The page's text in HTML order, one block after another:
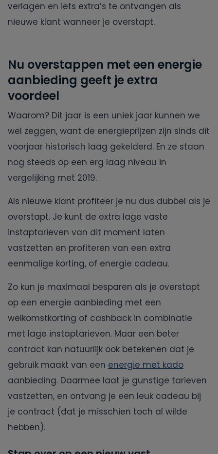
verlagen en iets extra’s te ontvangen als
nieuwe klant wanneer je overstapt.
Nu overstappen met een energie
aanbieding geeft je extra
voordeel
Waarom? Dit jaar is een uniek jaar kunnen we
wel zeggen, want de energieprijzen zijn sinds dit
voorjaar historisch laag gekelderd. En ze staan
nog steeds op een erg laag niveau in
vergelijking met 2019.
Als nieuwe klant profiteer je nu dus dubbel als je
overstapt. Je kunt de extra lage vaste
instaptarieven van dit moment laten
vastzetten en profiteren van een extra
eenmalige korting, of energie cadeau.
Zo kun je maximaal besparen als je overstapt
op een energie aanbieding met een
welkomstkorting of cashback in combinatie
met lage instaptarieven. Maar een beter
contract kan natuurlijk ook betekenen dat je
gebruik maakt van een energie met kado
aanbieding. Daarmee laat je gunstige tarieven
vastzetten, en ontvang je een leuk cadeau bij
je contract (dat je misschien toch al wilde
hebben).